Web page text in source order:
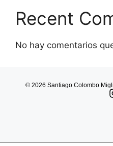
Recent
No hay comentarios
© 2026 Santiago Colombo